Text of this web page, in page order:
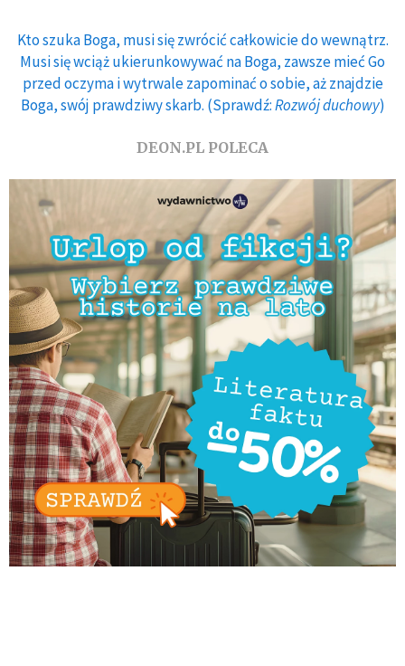
Kto szuka Boga, musi się zwrócić całkowicie do wewnątrz.
Musi się wciąż ukierunkowywać na Boga, zawsze mieć Go
przed oczyma i wytrwale zapominać o sobie, aż znajdzie
Boga, swój prawdziwy skarb. (Sprawdź:Rozwój duchowy)
DEON.PL POLECA